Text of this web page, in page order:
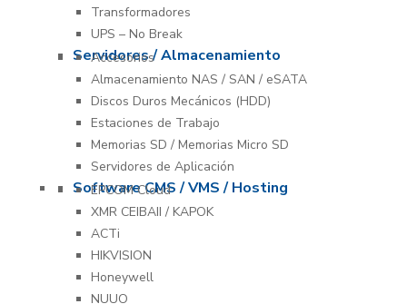
Transformadores
UPS – No Break
Servidores / Almacenamiento
Accesorios
Almacenamiento NAS / SAN / eSATA
Discos Duros Mecánicos (HDD)
Estaciones de Trabajo
Memorias SD / Memorias Micro SD
Servidores de Aplicación
Software CMS / VMS / Hosting
EPCOM Cloud
XMR CEIBAII / KAPOK
ACTi
HIKVISION
Honeywell
NUUO